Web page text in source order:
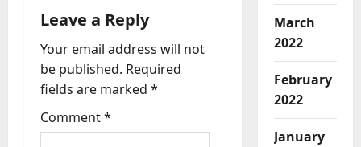
g
a
t
i
Leave a Reply
Your email address will not
be published. Required
fields are marked *
Comment*
March
2022
February
2022
January